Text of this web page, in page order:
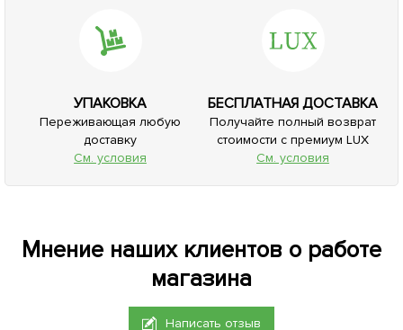
УПАКОВКА
Переживающая любую
доставку
См. условия
БЕСПЛАТНАЯ ДОСТАВКА
Получайте полный возврат
стоимости с премиум LUX
См. условия
Мнение наших клиентов о работе
магазина
Написать отзыв